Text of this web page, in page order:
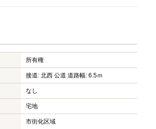
所有権
接道: 北西 公道 道路幅: 6.5ｍ
なし
宅地
市街化区域